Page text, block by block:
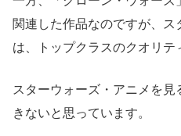
関連した作品なのですが、
は、トップクラスのクオリテ
スターウォーズ・アニメを
きないと思っています。